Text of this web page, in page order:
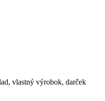
vlastný výrobok, darček